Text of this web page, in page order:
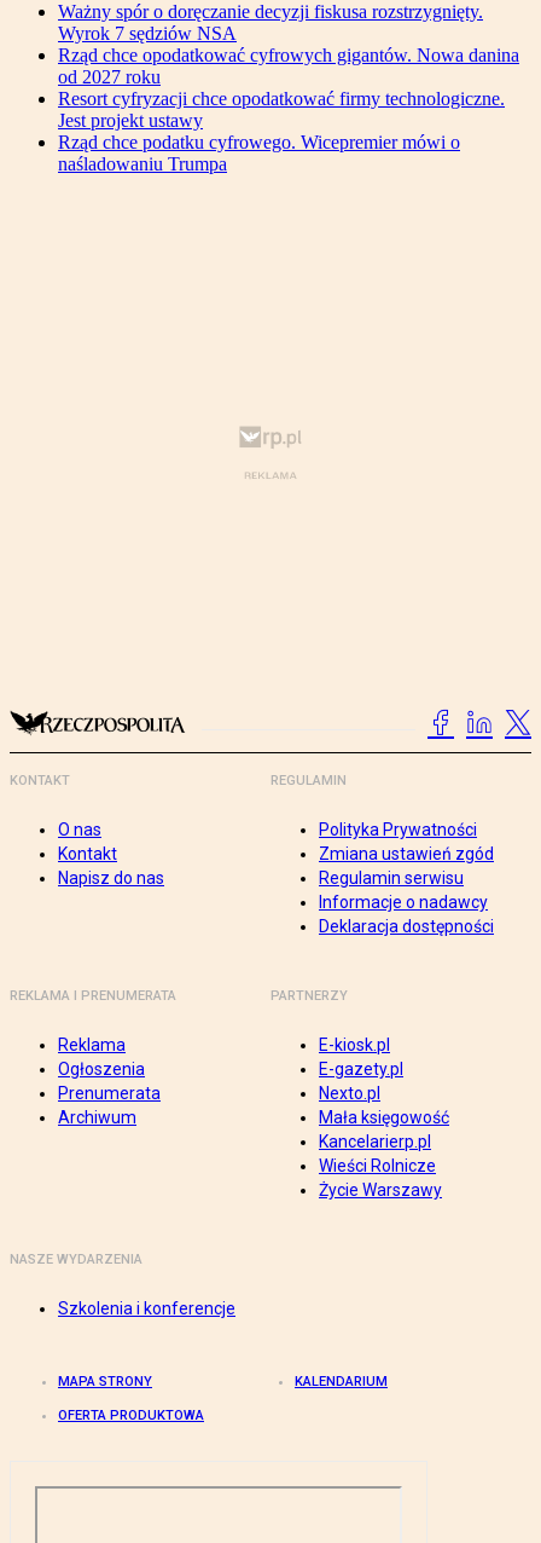
Ważny spór o doręczanie decyzji fiskusa rozstrzygnięty.
Wyrok 7 sędziów NSA
Rząd chce opodatkować cyfrowych gigantów. Nowa danina
od 2027 roku
Resort cyfryzacji chce opodatkować firmy technologiczne.
Jest projekt ustawy
Rząd chce podatku cyfrowego. Wicepremier mówi o
naśladowaniu Trumpa
KONTAKT
O nas
Kontakt
Napisz do nas
REGULAMIN
Polityka Prywatności
Zmiana ustawień zgód
Regulamin serwisu
Informacje o nadawcy
Deklaracja dostępności
REKLAMA I PRENUMERATA
Reklama
Ogłoszenia
Prenumerata
Archiwum
PARTNERZY
E-kiosk.pl
E-gazety.pl
Nexto.pl
Mała księgowość
Kancelarierp.pl
Wieści Rolnicze
Życie Warszawy
NASZE WYDARZENIA
Szkolenia i konferencje
MAPA STRONY KALENDARIUM
OFERTA PRODUKTOWA